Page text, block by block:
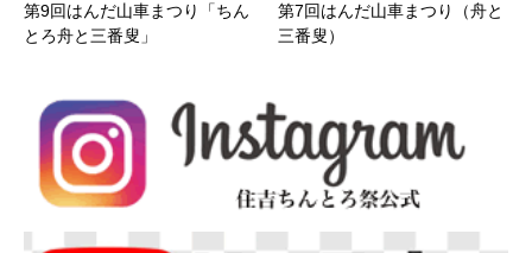
第9回はんだ山車まつり「ちん
とろ舟と三番叟」
第7回はんだ山車まつり（舟と
三番叟）